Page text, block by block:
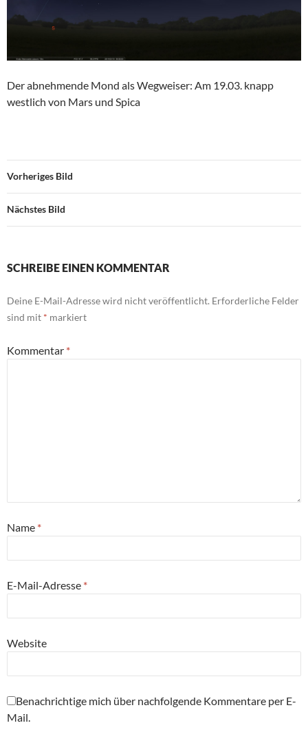
Der abnehmende Mond als Wegweiser: Am 19.03. knapp
westlich von Mars und Spica
Vorheriges Bild
Nächstes Bild
SCHREIBE EINEN KOMMENTAR
Deine E-Mail-Adresse wird nicht veröffentlicht. Erforderliche Felder
sind mit * markiert
Kommentar *
Name *
E-Mail-Adresse *
Website
Benachrichtige mich über nachfolgende Kommentare per E-
Mail.